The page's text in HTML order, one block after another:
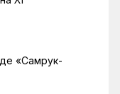
«Самрук-